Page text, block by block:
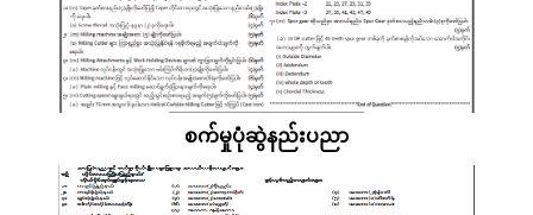
စက်မှုပုံဆွဲနည်းပညာ